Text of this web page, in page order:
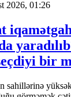
2026, 01:26
bir
sahillərinə